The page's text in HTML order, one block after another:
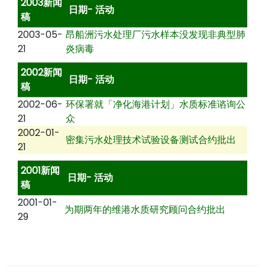
稿
日期- 活动
2003-05-
21
昂船洲污水处理厂污水样本没发现非典型肺
炎病毒
2002新闻
稿
日期- 活动
2002-06-
21
环保署就「净化海港计划」水质标准谘询公
众
2002-01-
21
密集污水处理技术试验设备测试合约批出
2001新闻
稿
日期- 活动
2001-01-
29
为期两年的维港水质研究顾问合约批出